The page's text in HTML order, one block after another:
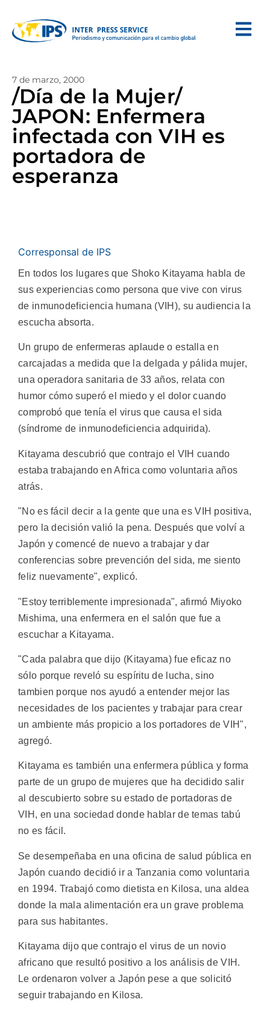
7 de marzo, 2000
/Día de la Mujer/
JAPON: Enfermera
infectada con VIH es
portadora de
esperanza
Corresponsal de IPS
En todos los lugares que Shoko Kitayama habla de
sus experiencias como persona que vive con virus
de inmunodeficiencia humana (VIH), su audiencia la
escucha absorta.
Un grupo de enfermeras aplaude o estalla en
carcajadas a medida que la delgada y pálida mujer,
una operadora sanitaria de 33 años, relata con
humor cómo superó el miedo y el dolor cuando
comprobó que tenía el virus que causa el sida
(síndrome de inmunodeficiencia adquirida).
Kitayama descubrió que contrajo el VIH cuando
estaba trabajando en Africa como voluntaria años
atrás.
"No es fácil decir a la gente que una es VIH positiva,
pero la decisión valió la pena. Después que volví a
Japón y comencé de nuevo a trabajar y dar
conferencias sobre prevención del sida, me siento
feliz nuevamente", explicó.
"Estoy terriblemente impresionada", afirmó Miyoko
Mishima, una enfermera en el salón que fue a
escuchar a Kitayama.
"Cada palabra que dijo (Kitayama) fue eficaz no
sólo porque reveló su espíritu de lucha, sino
tambien porque nos ayudó a entender mejor las
necesidades de los pacientes y trabajar para crear
un ambiente más propicio a los portadores de VIH",
agregó.
Kitayama es también una enfermera pública y forma
parte de un grupo de mujeres que ha decidido salir
al descubierto sobre su estado de portadoras de
VIH, en una sociedad donde hablar de temas tabú
no es fácil.
Se desempeñaba en una oficina de salud pública en
Japón cuando decidió ir a Tanzania como voluntaria
en 1994. Trabajó como dietista en Kilosa, una aldea
donde la mala alimentación era un grave problema
para sus habitantes.
Kitayama dijo que contrajo el virus de un novio
africano que resultó positivo a los análisis de VIH.
Le ordenaron volver a Japón pese a que solicitó
seguir trabajando en Kilosa.